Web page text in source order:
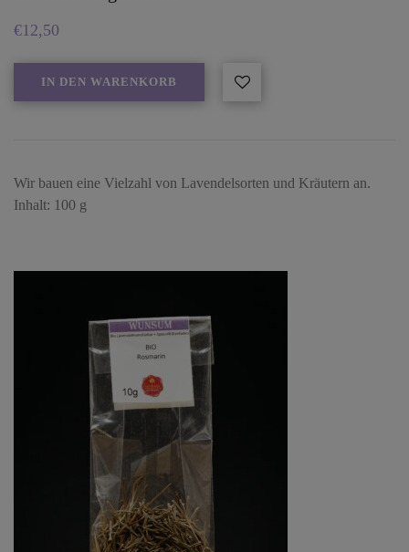
€12,50
IN DEN WARENKORB
Wir bauen eine Vielzahl von Lavendelsorten und Kräutern an.
Inhalt: 100 g